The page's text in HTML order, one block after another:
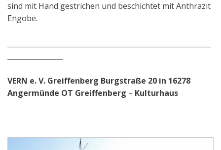
sind mit Hand gestrichen und beschichtet mit Anthrazit
Engobe.
VERN e. V. Greiffenberg Burgstraße 20 in 16278
Angermünde OT Greiffenberg – Kulturhaus